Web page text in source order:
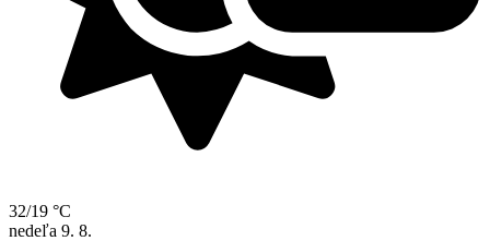
32/19 °C
nedeľa 9. 8.